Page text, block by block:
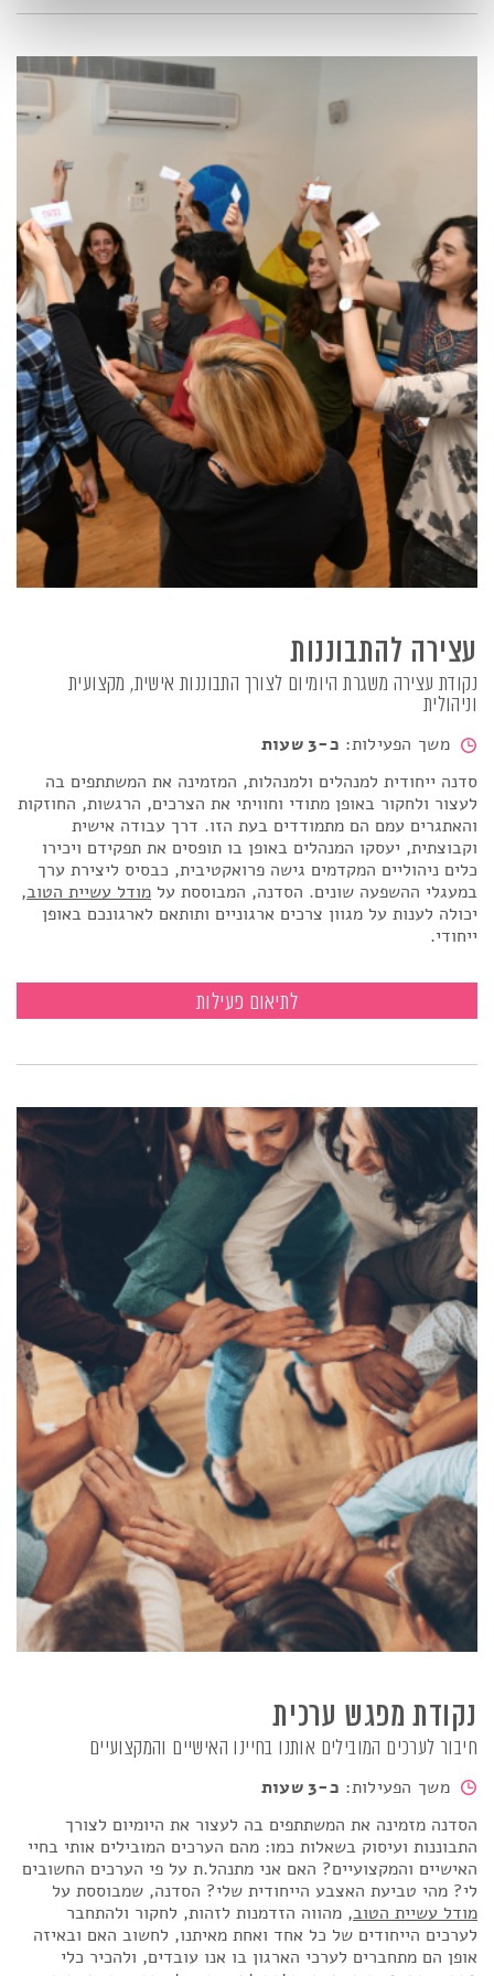
עצירה להתבוננות
נקודת עצירה משגרת היומיום לצורך התבוננות אישית, מקצועית
וניהולית
משך הפעילות: כ-3 שעות
סדנה ייחודית למנהלים ולמנהלות, המזמינה את המשתתפים בה
לעצור ולחקור באופן מתודי וחוויתי את הצרכים, הרגשות, החוזקות
והאתגרים עמם הם מתמודדים בעת הזו. דרך עבודה אישית
וקבוצתית, יעסקו המנהלים באופן בו תופסים את תפקידם ויכירו
כלים ניהוליים המקדמים גישה פרואקטיבית, כבסיס ליצירת ערך
במעגלי ההשפעה שונים. הסדנה, המבוססת על מודל עשיית הטוב,
יכולה לענות על מגוון צרכים ארגוניים ותותאם לארגונכם באופן
ייחודי.
לתיאום פעילות
נקודת מפגש ערכית
חיבור לערכים המובילים אותנו בחיינו האישיים והמקצועיים
משך הפעילות: כ-3 שעות
הסדנה מזמינה את המשתתפים בה לעצור את היומיום לצורך
התבוננות ועיסוק בשאלות כמו: מהם הערכים המובילים אותי בחיי
האישיים והמקצועיים? האם אני מתנהל.ת על פי הערכים החשובים
לי? מהי טביעת האצבע הייחודית שלי? הסדנה, שמבוססת על
מודל עשיית הטוב, מהווה הזדמנות לזהות, לחקור ולהתחבר
לערכים הייחודים של כל אחד ואחת מאיתנו, לחשוב האם ובאיזה
אופן הם מתחברים לערכי הארגון בו אנו עובדים, ולהכיר כלי